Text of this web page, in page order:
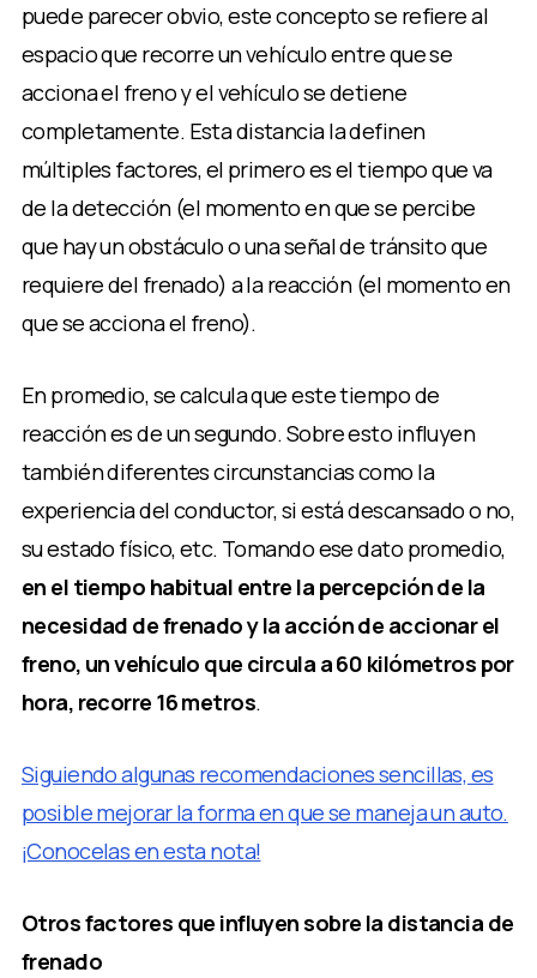
puede parecer obvio, este concepto se refiere al
espacio que recorre un vehículo entre que se
acciona el freno y el vehículo se detiene
completamente. Esta distancia la definen
múltiples factores, el primero es el tiempo que va
de la detección (el momento en que se percibe
que hay un obstáculo o una señal de tránsito que
requiere del frenado) a la reacción (el momento en
que se acciona el freno).
En promedio, se calcula que este tiempo de
reacción es de un segundo. Sobre esto influyen
también diferentes circunstancias como la
experiencia del conductor, si está descansado o no,
su estado físico, etc. Tomando ese dato promedio,
en el tiempo habitual entre la percepción de la
necesidad de frenado y la acción de accionar el
freno, un vehículo que circula a 60 kilómetros por
hora, recorre 16 metros.
Siguiendo algunas recomendaciones sencillas, es
posible mejorar la forma en que se maneja un auto.
¡Conocelas en esta nota!
Otros factores que influyen sobre la distancia de
frenado